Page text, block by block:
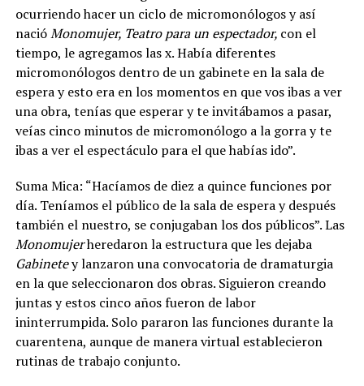
ocurriendo hacer un ciclo de micromonólogos y así
nacióMonomujer, Teatro para un espectador, con el
tiempo, le agregamos las x. Había diferentes
micromonólogos dentro de un gabinete en la sala de
espera y esto era en los momentos en que vos ibas a ver
una obra, tenías que esperar y te invitábamos a pasar,
veías cinco minutos de micromonólogo a la gorra y te
ibas a ver el espectáculo para el que habías ido”.
Suma Mica: “Hacíamos de diez a quince funciones por
día. Teníamos el público de la sala de espera y después
también el nuestro, se conjugaban los dos públicos”. Las
Monomujerheredaron la estructura que les dejaba
Gabinetey lanzaron una convocatoria de dramaturgia
en la que seleccionaron dos obras. Siguieron creando
juntas y estos cinco años fueron de labor
ininterrumpida. Solo pararon las funciones durante la
cuarentena, aunque de manera virtual establecieron
rutinas de trabajo conjunto.